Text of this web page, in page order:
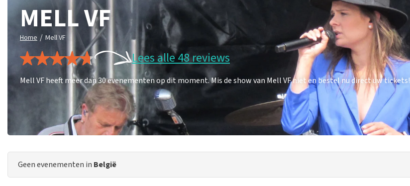
MELL VF
Home / Mell VF
Lees alle 48 reviews
Mell VF heeft meer dan 30 evenementen op dit moment. Mis de show van Mell VF niet en bestel nu direct uw tickets!
Geen evenementen in België